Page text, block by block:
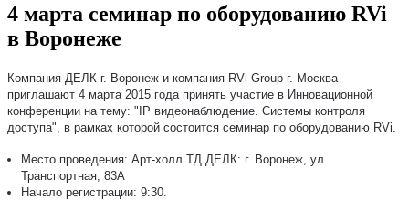
4 марта семинар по оборудованию RVi
в Воронеже
Компания ДЕЛК г. Воронеж и компания RVi Group г. Москва
приглашают 4 марта 2015 года принять участие в Инновационной
конференции на тему: "IP видеонаблюдение. Системы контроля
доступа", в рамках которой состоится семинар по оборудованию RVi.
Место проведения: Арт-холл ТД ДЕЛК: г. Воронеж, ул.
Транспортная, 83А
Начало регистрации: 9:30.